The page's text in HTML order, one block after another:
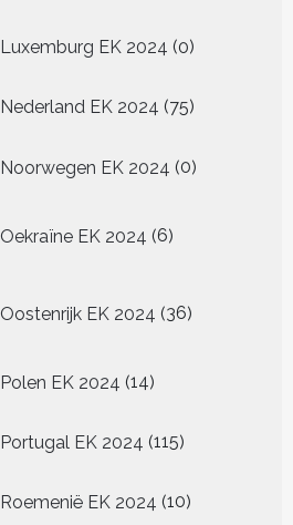
Luxemburg EK 2024 00
Nederland EK 2024 7575
Noorwegen EK 2024 00
Oekraïne EK 2024 6
producten
Oostenrijk EK 2024 36
producten
Polen EK 2024 1414
Portugal EK 2024 115115
Roemenië EK 2024 1010